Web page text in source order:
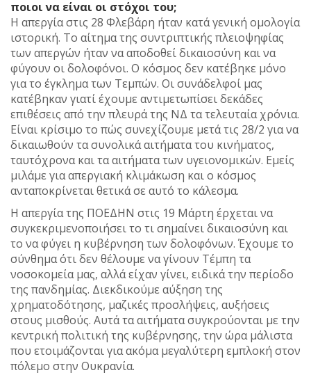
ποιοι να είναι οι στόχοι του;
H απεργία στις 28 Φλεβάρη ήταν κατά γενική ομολογία
ιστορική. Το αίτημα της συντριπτικής πλειοψηφίας
των απεργών ήταν να αποδοθεί δικαιοσύνη και να
φύγουν οι δολοφόνοι. Ο κόσμος δεν κατέβηκε μόνο
για το έγκλημα των Τεμπών. Οι συνάδελφοί μας
κατέβηκαν γιατί έχουμε αντιμετωπίσει δεκάδες
επιθέσεις από την πλευρά της ΝΔ τα τελευταία χρόνια.
Είναι κρίσιμο το πώς συνεχίζουμε μετά τις 28/2 για να
δικαιωθούν τα συνολικά αιτήματα του κινήματος,
ταυτόχρονα και τα αιτήματα των υγειονομικών. Εμείς
μιλάμε για απεργιακή κλιμάκωση και ο κόσμος
ανταποκρίνεται θετικά σε αυτό το κάλεσμα.
Η απεργία της ΠΟΕΔΗΝ στις 19 Μάρτη έρχεται να
συγκεκριμενοποιήσει το τι σημαίνει δικαιοσύνη και
το να φύγει η κυβέρνηση των δολοφόνων. Έχουμε το
σύνθημα ότι δεν θέλουμε να γίνουν Τέμπη τα
νοσοκομεία μας, αλλά είχαν γίνει, ειδικά την περίοδο
της πανδημίας. Διεκδικούμε αύξηση της
χρηματοδότησης, μαζικές προσλήψεις, αυξήσεις
στους μισθούς. Αυτά τα αιτήματα συγκρούονται με την
κεντρική πολιτική της κυβέρνησης, την ώρα μάλιστα
που ετοιμάζονται για ακόμα μεγαλύτερη εμπλοκή στον
πόλεμο στην Ουκρανία.